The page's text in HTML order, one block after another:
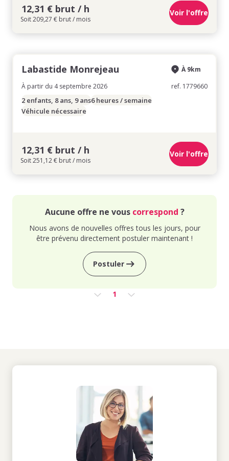
12,31 € brut / h
Soit 209,27 € brut / mois
Voir l'offre
Labastide Monrejeau
À partir du 4 septembre 2026
À 9km
ref. 1779660
2 enfants, 8 ans, 9 ans6 heures / semaine
Véhicule nécessaire
12,31 € brut / h
Soit 251,12 € brut / mois
Voir l'offre
Aucune offre ne vous correspond ?
Nous avons de nouvelles offres tous les jours, pour
être prévenu directement postuler maintenant !
Postuler
1